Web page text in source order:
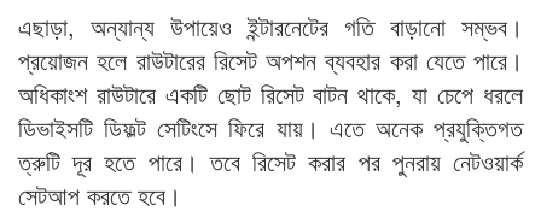
এছাড়া, অন্যান্য উপায়েও ইন্টারনেটের গতি বাড়ানো সম্ভব।
প্রয়োজন হলে রাউটারের রিসেট অপশন ব্যবহার করা যেতে পারে।
অধিকাংশ রাউটারে একটি ছোট রিসেট বাটন থাকে, যা চেপে ধরলে
ডিভাইসটি ডিফল্ট সেটিংসে ফিরে যায়। এতে অনেক প্রযুক্তিগত
ত্রুটি দূর হতে পারে। তবে রিসেট করার পর পুনরায় নেটওয়ার্ক
সেটআপ করতে হবে।